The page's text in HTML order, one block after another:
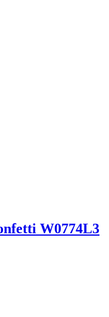
W0774L3